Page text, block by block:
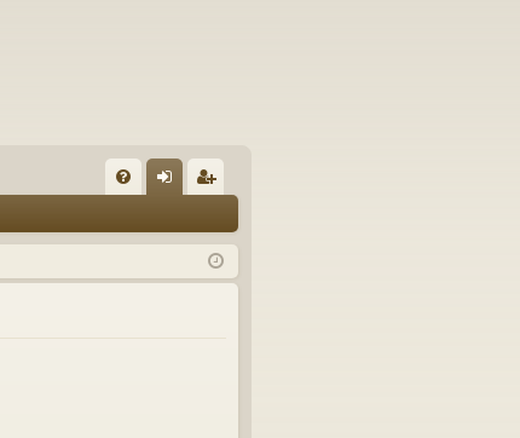
Q lá
sit
ist
ro